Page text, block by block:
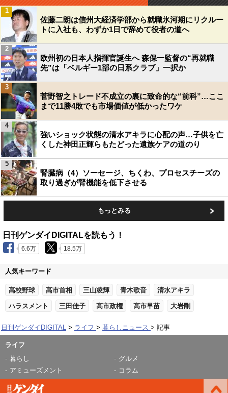
佐藤二朗は信州大経済学部から就職氷河期にリクルー
トに入社も、わずか1日で辞めて役者の道へ
1
欧州初の日本人指揮官誕生へ 森保一監督の“再就職
先”は「ベルギー1部の日系クラブ」一択か
2
菅野智之トレード不成立の裏に致命的な“前科”…ここ
まで11勝4敗でも市場価値が低かったワケ
3
強いショック状態の清水アキラに心配の声…子供を亡
くした神田正輝らもたどった遺族ケアの道のり
4
腎臓病（4）ソーセージ、ちくわ、プロセスチーズの
取り過ぎが腎機能を低下させる
5
もっとみる
日刊ゲンダイDIGITALを読もう！
6.6万 18.5万
人気キーワード
高校野球 高市首相 三山凌輝 青木歌音 清水アキラ
ハラスメント 三田佳子 高市政権 高市早苗 大岩剛
日刊ゲンダイDIGITAL ライフ 暮らしニュース 記事
ライフ
暮らし
グルメ
アミューズメント
コラム